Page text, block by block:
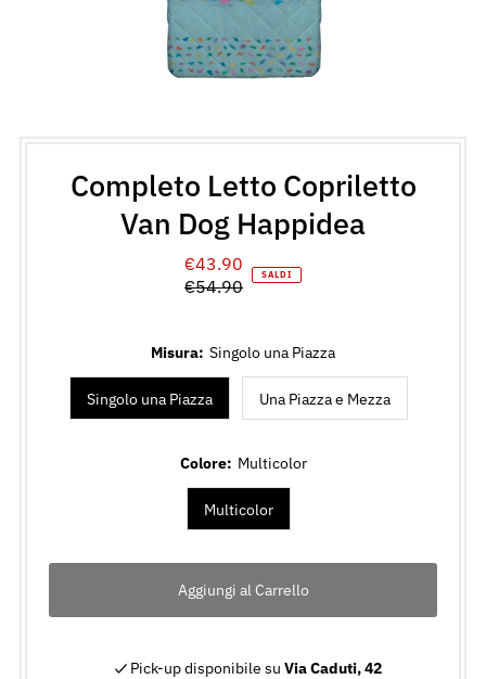
Completo Letto Copriletto
Van Dog Happidea
Prezzo
di
€43.90
Prezzo
€54.90
SALDI
Misura: Singolo una Piazza
Singolo una Piazza Una Piazza e Mezza
Colore: Multicolor
Multicolor
Pick-up disponibile suVia Caduti, 42